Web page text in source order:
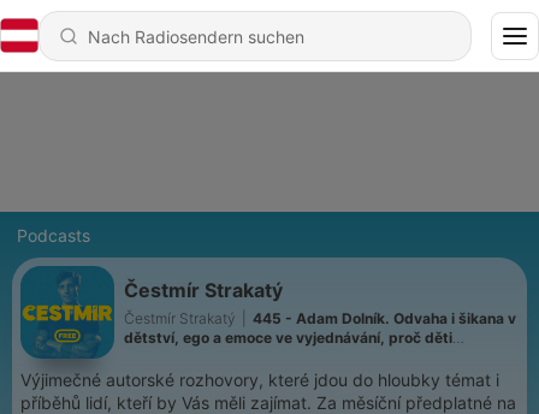
Podcasts
Čestmír Strakatý
Čestmír Strakatý
445 - Adam Dolník. Odvaha i šikana v
dětství, ego a emoce ve vyjednávání, proč děti
neříkat
Výjimečné autorské rozhovory, které jdou do hloubky témat i
příběhů lidí, kteří by Vás měli zajímat. Za měsíční předplatné na